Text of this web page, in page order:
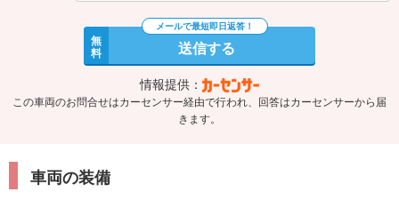
無
料 送信する
情報提供：
この車両のお問合せはカーセンサー経由で行われ、回答はカーセンサーから届
きます。
車両の装備